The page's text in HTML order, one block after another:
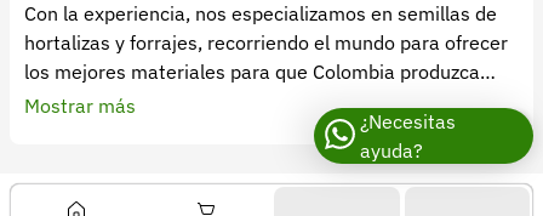
Con la experiencia, nos especializamos en semillas de
hortalizas y forrajes, recorriendo el mundo para ofrecer
los mejores materiales para que Colombia produzca
más y de mejor calidad.
Contribuimos al desarrollo del sector agropecuario,
haciendo las cosas derechas y bien hechas.
Mostrar más
¿Necesitas
ayuda?